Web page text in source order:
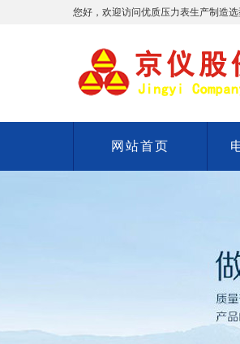
您好，欢迎访问优质压力表生产制造
网站首页